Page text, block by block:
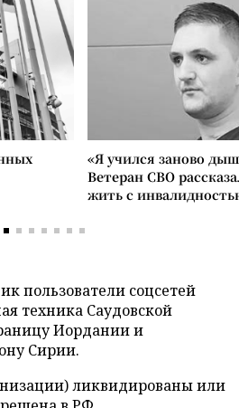
«Я учился заново
Ветеран СВО
жить с
пользователи соцсетей
техника Саудовской
Иордании и
Сирии.
ликвидированы или